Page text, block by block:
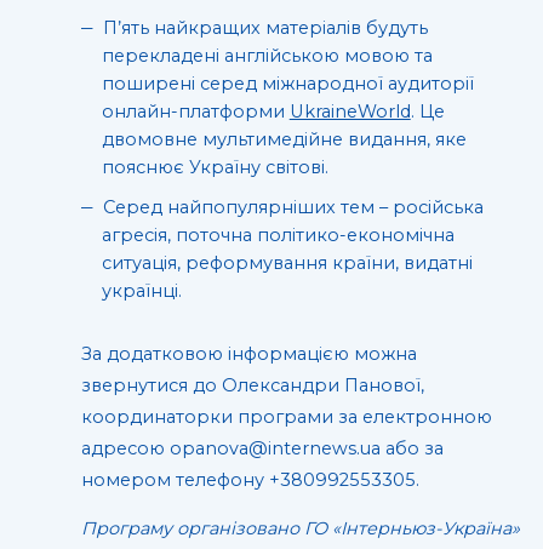
П’ять найкращих матеріалів будуть
перекладені англійською мовою та
поширені серед міжнародної аудиторії
онлайн-платформи UkraineWorld. Це
двомовне мультимедійне видання, яке
пояснює Україну світові.
Серед найпопулярніших тем – російська
агресія, поточна політико-економічна
ситуація, реформування країни, видатні
українці.
За додатковою інформацією можна
звернутися до Олександри Панової,
координаторки програми за електронною
адресою opanova@internews.ua або за
номером телефону +380992553305.
Програму організовано ГО «Інтерньюз-Україна»